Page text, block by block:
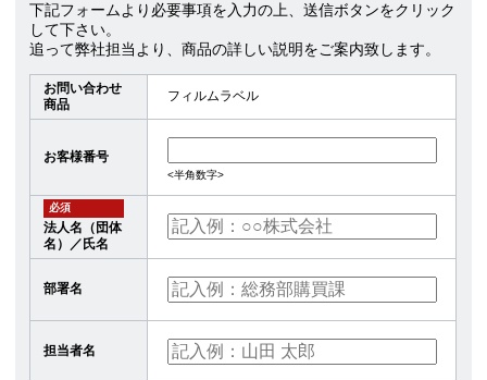
下記フォームより必要事項を入力の上、送信ボタンをクリック
して下さい。
追って弊社担当より、商品の詳しい説明をご案内致します。
お問い合わせ
商品
フィルムラベル
お客様番号
<半角数字>
必須
法人名（団体
名）／氏名
部署名
担当者名